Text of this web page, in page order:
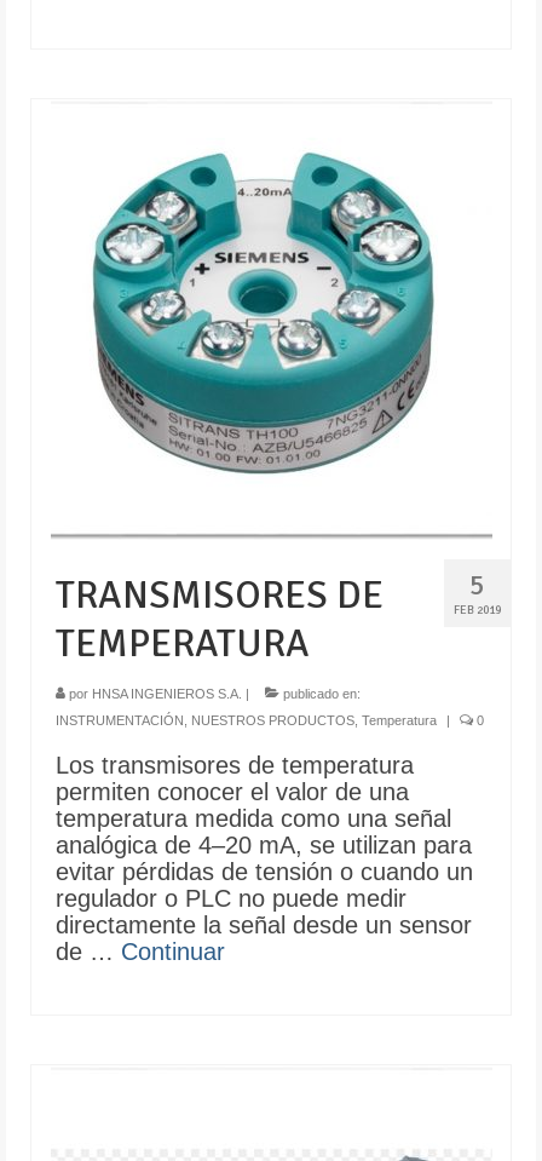
5
FEB 2019
TRANSMISORES DE
TEMPERATURA
por HNSA INGENIEROS S.A. |
publicado en:
INSTRUMENTACIÓN
NUESTROS PRODUCTOS Temperatura | 0
Los transmisores de temperatura
permiten conocer el valor de una
temperatura medida como una señal
analógica de 4–20 mA, se utilizan para
evitar pérdidas de tensión o cuando un
regulador o PLC no puede medir
directamente la señal desde un sensor
de … Continuar